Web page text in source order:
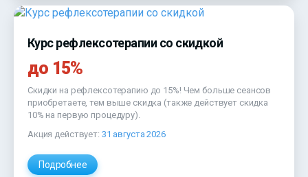
Курс рефлексотерапии со скидкой
до 15%
Скидки на рефлексотерапию до 15%! Чем больше сеансов
приобретаете, тем выше скидка (также действует скидка
10% на первую процедуру).
Акция действует: 31 августа 2026
Подробнее